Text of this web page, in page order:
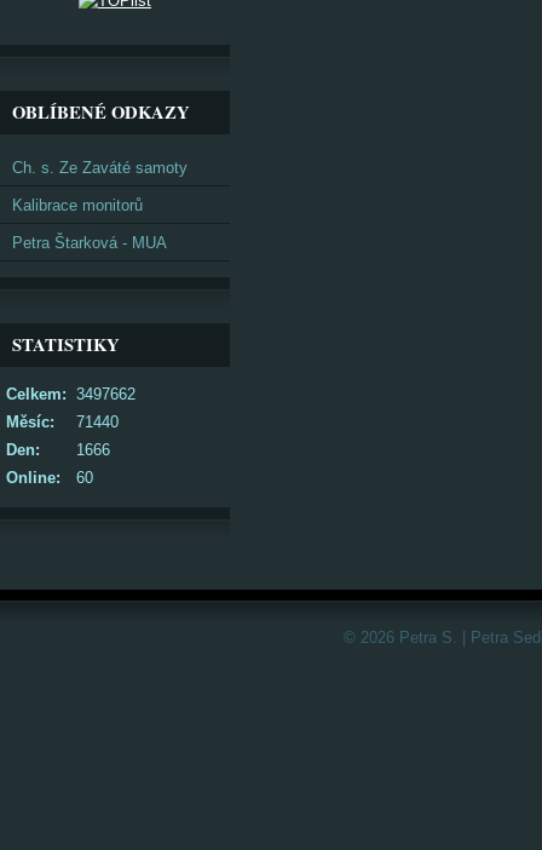
OBLÍBENÉ ODKAZY
Ch. s. Ze Zaváté samoty
Kalibrace monitorů
Petra Štarková - MUA
STATISTIKY
Online: 60
Celkem: 3497662
Měsíc:
71440
Den:
1666
© 2026 Petra S. | Petra